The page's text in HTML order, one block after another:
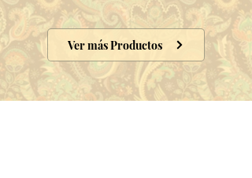
Ver más Productos